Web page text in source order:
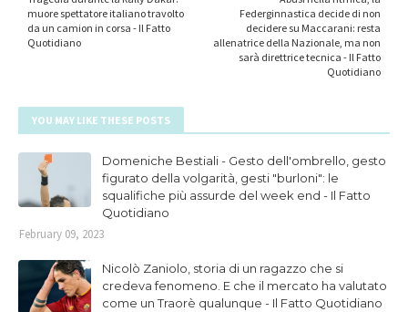
Federginnastica decide di non
decidere su Maccarani: resta
allenatrice della Nazionale, ma non
sarà direttrice tecnica - Il Fatto
Quotidiano
muore spettatore italiano travolto
da un camion in corsa - Il Fatto
Quotidiano
YOU MAY LIKE THESE POSTS
Domeniche Bestiali - Gesto dell'ombrello, gesto
figurato della volgarità, gesti "burloni": le
squalifiche più assurde del week end - Il Fatto
Quotidiano
February 09, 2023
Nicolò Zaniolo, storia di un ragazzo che si
credeva fenomeno. E che il mercato ha valutato
come un Traorè qualunque - Il Fatto Quotidiano